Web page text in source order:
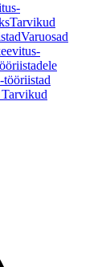
Tarvikud
Varuosad
tööriistad